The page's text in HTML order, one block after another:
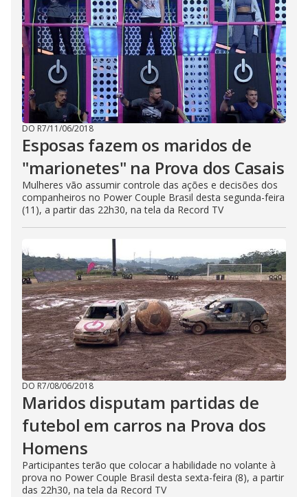
DO R7/11/06/2018
Esposas fazem os maridos de
"marionetes" na Prova dos Casais
Mulheres vão assumir controle das ações e decisões dos
companheiros no Power Couple Brasil desta segunda-feira
(11), a partir das 22h30, na tela da Record TV
DO R7/08/06/2018
Maridos disputam partidas de
futebol em carros na Prova dos
Homens
Participantes terão que colocar a habilidade no volante à
prova no Power Couple Brasil desta sexta-feira (8), a partir
das 22h30, na tela da Record TV